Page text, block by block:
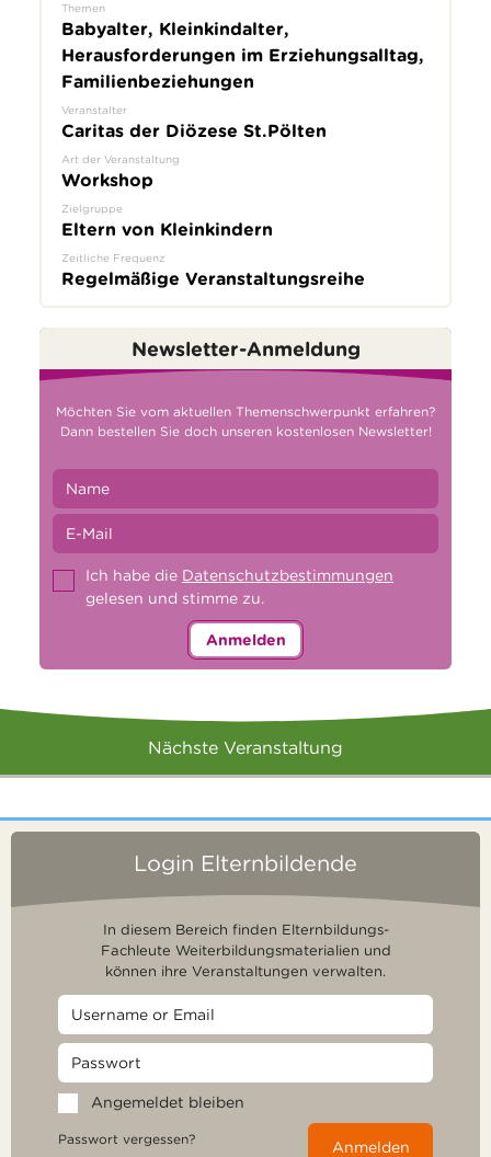
Themen
Babyalter, Kleinkindalter,
Herausforderungen im Erziehungsalltag,
Familienbeziehungen
Veranstalter
Caritas der Diözese St.Pölten
Art der Veranstaltung
Workshop
Zielgruppe
Eltern von Kleinkindern
Zeitliche Frequenz
Regelmäßige Veranstaltungsreihe
Newsletter-Anmeldung
Möchten Sie vom aktuellen Themenschwerpunkt erfahren?
Dann bestellen Sie doch unseren kostenlosen Newsletter!
Ich habe die Datenschutzbestimmungen
gelesen und stimme zu.
Anmelden
Nächste Veranstaltung
Login Elternbildende
In diesem Bereich finden Elternbildungs-
Fachleute Weiterbildungsmaterialien und
können ihre Veranstaltungen verwalten.
Angemeldet bleiben
Passwort vergessen? Anmelden